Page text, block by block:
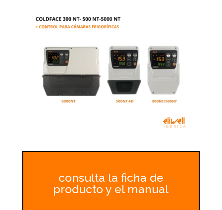
consulta la ficha de
producto y el manual